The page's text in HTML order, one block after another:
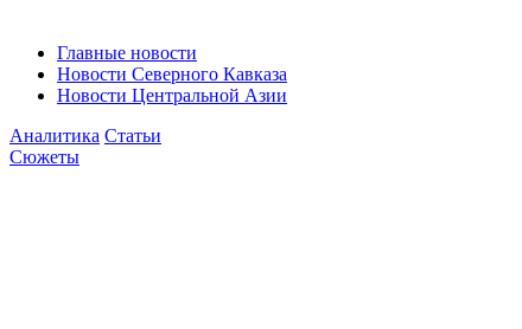
Главные новости
Новости Северного Кавказа
Новости Центральной Азии
Аналитика Статьи
Сюжеты